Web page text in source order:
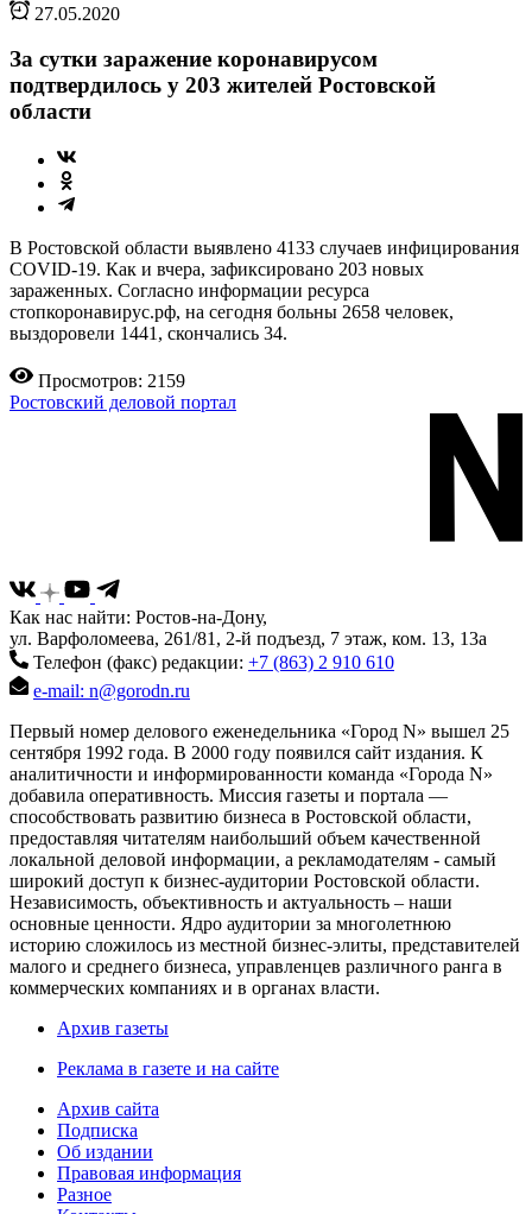
27.05.2020
За сутки заражение коронавирусом
подтвердилось у 203 жителей Ростовской
области
В Ростовской области выявлено 4133 случаев инфицирования
COVID-19. Как и вчера, зафиксировано 203 новых
зараженных. Согласно информации ресурса
стопкоронавирус.рф, на сегодня больны 2658 человек,
выздоровели 1441, скончались 34.
Просмотров: 2159
Ростовский деловой портал
Как нас найти: Ростов-на-Дону,
ул. Варфоломеева, 261/81, 2-й подъезд, 7 этаж, ком. 13, 13а
Телефон (факс) редакции: +7 (863) 2 910 610
e-mail: n@gorodn.ru
Первый номер делового еженедельника «Город N» вышел 25
сентября 1992 года. В 2000 году появился сайт издания. К
аналитичности и информированности команда «Города N»
добавила оперативность. Миссия газеты и портала —
способствовать развитию бизнеса в Ростовской области,
предоставляя читателям наибольший объем качественной
локальной деловой информации, а рекламодателям - самый
широкий доступ к бизнес-аудитории Ростовской области.
Независимость, объективность и актуальность – наши
основные ценности. Ядро аудитории за многолетнюю
историю сложилось из местной бизнес-элиты, представителей
малого и среднего бизнеса, управленцев различного ранга в
коммерческих компаниях и в органах власти.
Архив газеты
Реклама в газете и на сайте
Архив сайта
Подписка
Об издании
Правовая информация
Разное